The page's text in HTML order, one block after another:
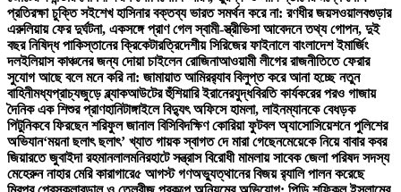
প্রতিরক্ষা চুক্তি সইশেখ হাসিনার বক্তব্য ভারত সমর্থন করে না: রণধীর জয়সওয়ালবগুড়ার
এরুলিয়ায় ফের দুর্ঘটনা, একসঙ্গে প্রাণ গেল স্বামী-স্ত্রীভিসা আবেদনে তথ্য গোপন, দুই
বছর নিষিদ্ধ পাকিস্তানের ক্রিকেটারত্রিদেশীয় সিরিজের ফাইনালে বাংলাদেশ ইমার্জিং
দলইলিয়াস কাঞ্চনের জন্য দোয়া চাইলেন রোজিনাআওয়ামী লীগের রাজনীতিতে ফেরার
সুযোগ আছে বলে মনে করি না: জামায়াত আমিরর‍্যাব বিলুপ্ত করে আনা হচ্ছে নতুন
বাহিনীমধ্যপ্রাচ্যজুড়ে ব্ল্যাকআউটের হুঁশিয়ারি ইরানেরযুদ্ধবিরতি কার্যকরের পরও গাজায়
দৈনিক এক শিশুর প্রাণহানিটাঙ্গাইলে বিদ্যুৎ অফিসে হামলা, লাইনম্যানকে বেধড়ক
পিটুনিকবে ফিরছেন শরিফুল জানাল বিসিবিদক্ষিণ কোরিয়া ফুটবল অ্যাসোসিয়েশনে পুলিশের
অভিযান‘ময়না ছলাৎ ছলাৎ’ খ্যাত গায়ক স্বাগত দে মারা গেছেনমেয়েকে নিয়ে বাবার কবর
জিয়ারতে জুবাইদা রহমানলালমনিরহাটে সন্ত্রাস বিরোধী মামলায় সাবেক জেলা পরিষদ সদস্য
মেহেরুন নাহার মেরি কারাগারে৫ আগস্ট গণঅভ্যুত্থানের বিজয় র‍্যালি পালন করেছে